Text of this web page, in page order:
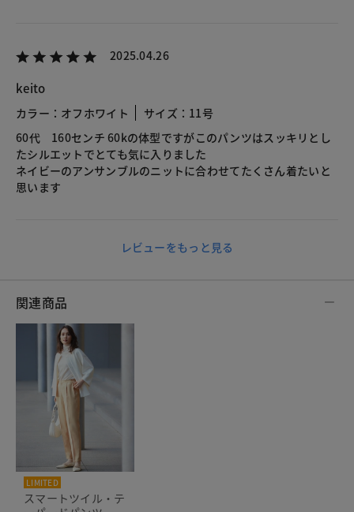
2025.04.26
keito
カラー：オフホワイト
サイズ：11号
60代 160センチ 60kの体型ですがこのパンツはスッキリとし
たシルエットでとても気に入りました
ネイビーのアンサンブルのニットに合わせてたくさん着たいと
思います
レビューをもっと見る
関連商品
LIMITED
スマートツイル・テ